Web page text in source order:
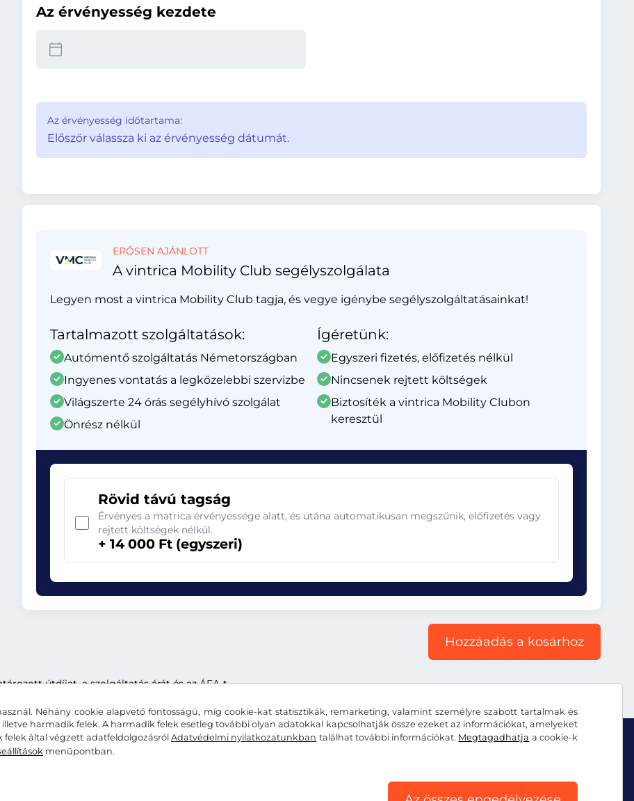
Néhány cookie alapvető fontosságú, míg cookie-kat statisztikák, remarketing, valamint személyre szabott tartalmak és
harmadik felek. A harmadik felek esetleg további olyan adatokkal kapcsolhatják össze ezeket az információkat, amelyeket
által végzett adatfeldolgozásrólAdatvédelmi nyilatkozatunkban találhat további információkat. Megtagadhatja a cookie-k
menüpontban.
Az érvényesség kezdete
Az érvényesség időtartama:
Először válassza ki az érvényesség dátumát.
ERŐSEN AJÁNLOTT
A vintrica Mobility Club segélyszolgálata
Legyen most a vintrica Mobility Club tagja, és vegye igénybe segélyszolgáltatásainkat!
Tartalmazott szolgáltatások:
Autómentő szolgáltatás Németországban
Ingyenes vontatás a legközelebbi szervizbe
Világszerte 24 órás segélyhívó szolgálat
Önrész nélkül
Ígéretünk:
Egyszeri fizetés, előfizetés nélkül
Nincsenek rejtett költségek
Biztosíték a vintrica Mobility Clubon
keresztül
Rövid távú tagság
Érvényes a matrica érvényessége alatt, és utána automatikusan megszűnik, előfizetés vagy
rejtett költségek nélkül.
+ 14 000 Ft (egyszeri)
Hozzáadás a kosárhoz
útdíjat, a szolgáltatás árát és az ÁFA-t.